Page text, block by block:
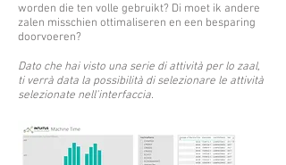
worden die ten volle gebruikt? Di moet ik andere
zalen misschien ottimaliseren en een besparing
doorvoeren?
Dato che hai visto una serie di attività per lo zaal,
ti verrà data la possibilità di selezionare le attività
selezionate nell'interfaccia.